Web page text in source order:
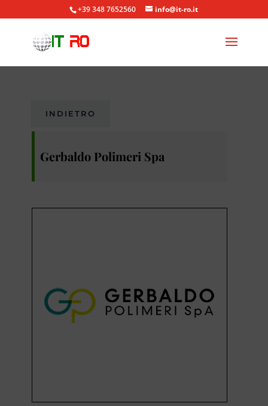
+39 348 7652560 info@it-ro.it
INDIETRO
Gerbaldo Polimeri Spa